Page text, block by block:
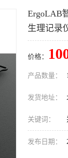
ErgoLAB
生理记录
价格：
产品数量：
发货地址：
关键词：
发布日期：